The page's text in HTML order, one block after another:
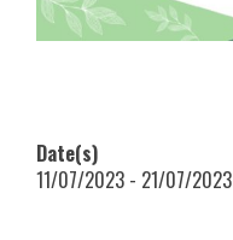
Date(s)
11/07/2023 - 21/07/2023